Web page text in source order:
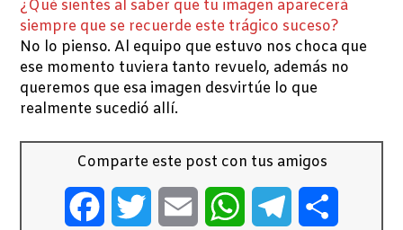
¿Qué sientes al saber que tu imagen aparecerá
siempre que se recuerde este trágico suceso?
No lo pienso. Al equipo que estuvo nos choca que
ese momento tuviera tanto revuelo, además no
queremos que esa imagen desvirtúe lo que
realmente sucedió allí.
Comparte este post con tus amigos
FacebookTwitter Email WhatsAppTelegram